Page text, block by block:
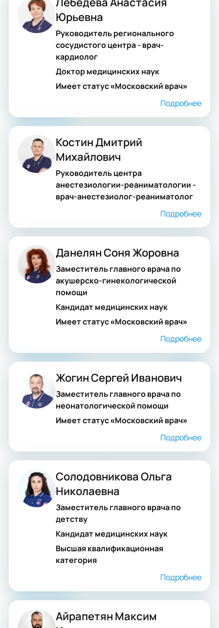
Юрьевна
Руководитель регионального
сосудистого центра - врач-
кардиолог
Доктор медицинских наук
Имеет статус «Московский врач»
Подробнее
Костин Дмитрий
Михайлович
Руководитель центра
анестезиологии-реаниматологии -
врач-анестезиолог-реаниматолог
Подробнее
Данелян Соня Жоровна
Заместитель главного врача по
акушерско-гинекологической
помощи
Кандидат медицинских наук
Имеет статус «Московский врач»
Подробнее
Жогин Сергей Иванович
Заместитель главного врача по
неонатологической помощи
Имеет статус «Московский врач»
Подробнее
Солодовникова Ольга
Николаевна
Заместитель главного врача по
детству
Кандидат медицинских наук
Высшая квалификационная
категория
Подробнее
Айрапетян Максим